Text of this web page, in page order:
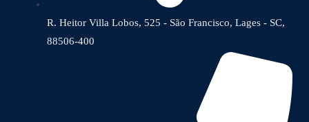
R. Heitor Villa Lobos, 525 - São Francisco, Lages - SC,
88506-400